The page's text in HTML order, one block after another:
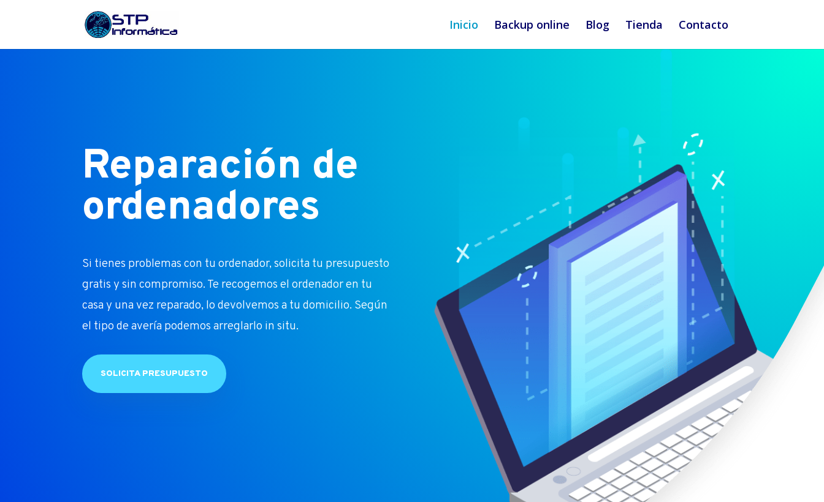
Inicio Backup online Blog Tienda Contacto
Reparación de
ordenadores
Si tienes problemas con tu ordenador, solicita tu presupuesto
gratis y sin compromiso. Te recogemos el ordenador en tu
casa y una vez reparado, lo devolvemos a tu domicilio. Según
el tipo de avería podemos arreglarlo in situ.
SOLICITA PRESUPUESTO